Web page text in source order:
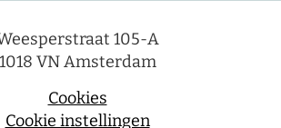
105-A
1018 VN Amsterdam
Cookies
Cookie instellingen